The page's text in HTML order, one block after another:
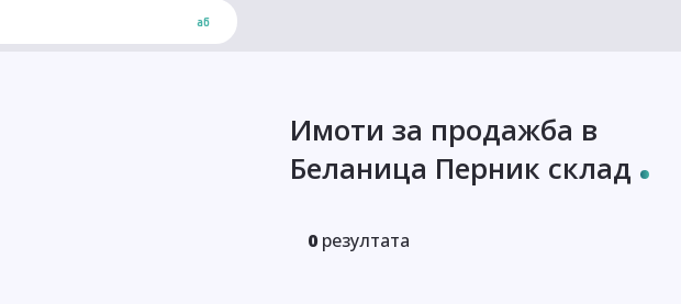
Имоти за продажба в
Беланица Перник склад
0 резултата